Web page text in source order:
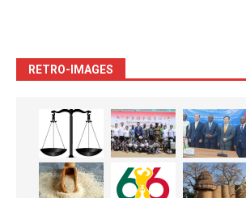
RETRO-IMAGES